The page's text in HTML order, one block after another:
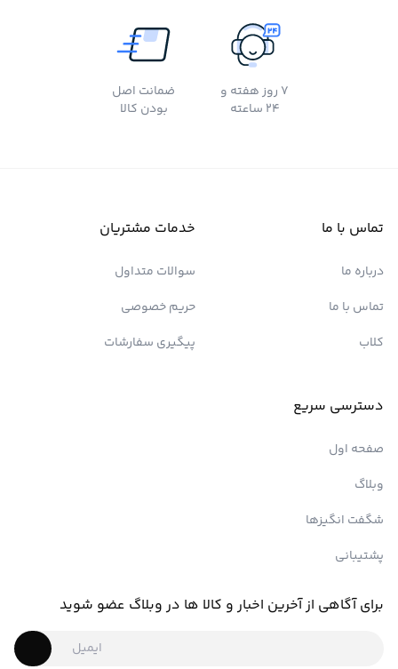
7 روز هفته و
24 ساعته
ضمانت اصل
بودن کالا
تماس با ما
درباره ما
تماس با ما
کلاب
خدمات مشتریان
سوالات متداول
حریم خصوصی
پیگیری سفارشات
دسترسی سریع
صفحه اول
وبلاگ
شگفت انگیزها
پشتیبانی
برای آگاهی از آخرین اخبار و کالا ها در وبلاگ عضو شوید